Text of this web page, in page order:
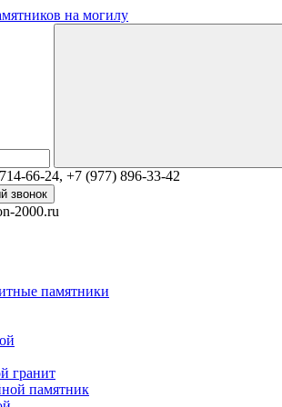
66-24, +7 (977) 896-33-42
звонок
2000.ru
гранит